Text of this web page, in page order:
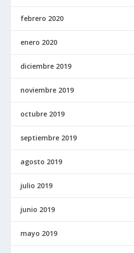
febrero 2020
enero 2020
diciembre 2019
noviembre 2019
octubre 2019
septiembre 2019
agosto 2019
julio 2019
junio 2019
mayo 2019